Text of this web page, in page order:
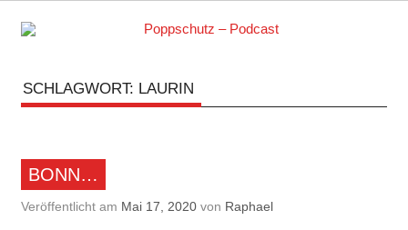
Skip
contentPodcasts zu Ihrem Vergnügen
SCHLAGWORT: LAURIN
BONN…
Veröffentlicht am Mai 17, 2020von Raphael